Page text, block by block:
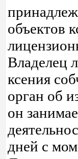
объектов
Владелец
ксения
орган об
он
дней с